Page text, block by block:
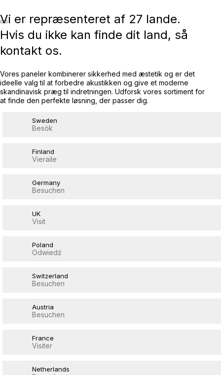
Vi er repræsenteret af 27 lande.
Hvis du ikke kan finde dit land, så
kontakt os.
Vores paneler kombinerer sikkerhed med æstetik og er det
ideelle valg til at forbedre akustikken og give et moderne
skandinavisk præg til indretningen. Udforsk vores sortiment for
at finde den perfekte løsning, der passer dig.
Sweden
Besök
Finland
Vieraile
Germany
Besuchen
UK
Visit
Poland
Odwiedź
Switzerland
Besuchen
Austria
Besuchen
France
Visiter
Netherlands